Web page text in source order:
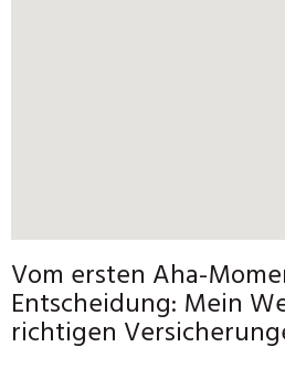
Vom ersten Aha-
Entscheidung: Mein
richtigen